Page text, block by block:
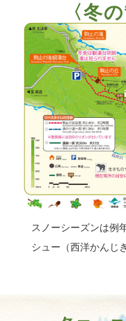
〈冬
スノーシーズンは例
シュー（西洋かんじ